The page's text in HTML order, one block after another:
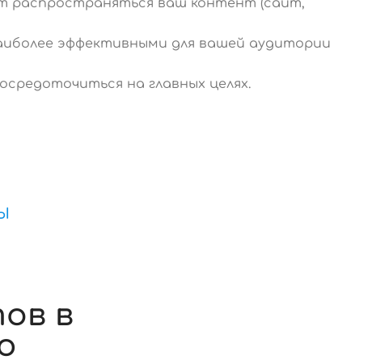
распространяться ваш контент (сайт,
эффективными для вашей аудитории
на главных целях.
в